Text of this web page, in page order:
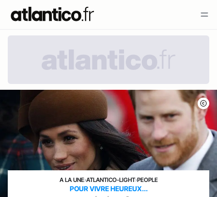
A LA UNE›ATLANTICO-LIGHT›PEOPLE
POUR VIVRE HEUREUX...